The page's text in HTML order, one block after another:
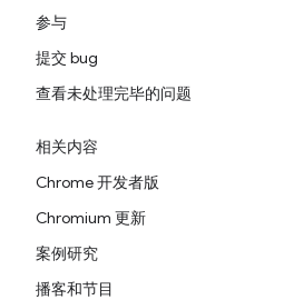
参与
提交 bug
查看未处理完毕的问题
相关内容
Chrome 开发者版
Chromium 更新
案例研究
播客和节目